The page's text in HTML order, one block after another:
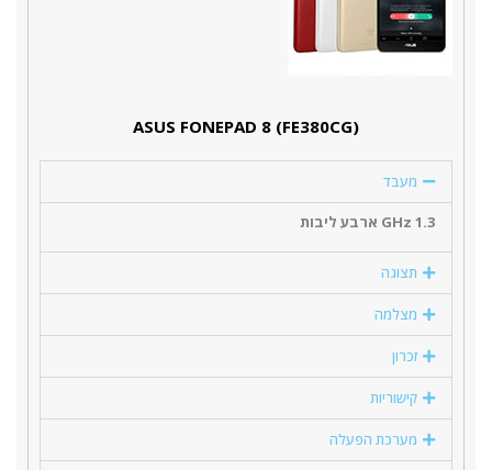
(ASUS FONEPAD 8 (FE380CG
מעבד
1.3 GHz ארבע ליבות
תצוגה
מצלמה
זכרון
קישוריות
מערכת הפעלה